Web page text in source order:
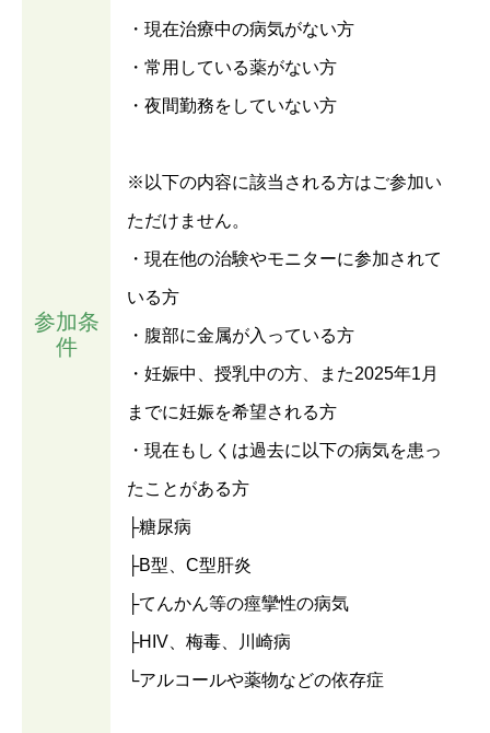
参加条
件
・現在治療中の病気がない方
・常用している薬がない方
・夜間勤務をしていない方
※以下の内容に該当される方はご参加い
ただけません。
・現在他の治験やモニターに参加されて
いる方
・腹部に金属が入っている方
・妊娠中、授乳中の方、また2025年1月
までに妊娠を希望される方
・現在もしくは過去に以下の病気を患っ
たことがある方
├糖尿病
├B型、C型肝炎
├てんかん等の痙攣性の病気
├HIV、梅毒、川崎病
└アルコールや薬物などの依存症